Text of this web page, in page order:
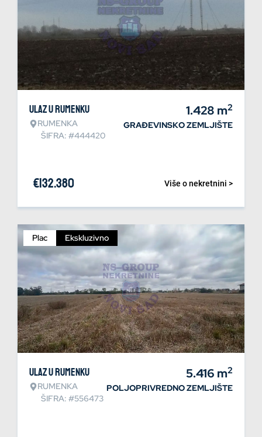
Ulaz u Rumenku
RUMENKA
ŠIFRA: #444420
1.428 m2
GRAĐEVINSKO ZEMLJIŠTE
Više o nekretnini >
€132.380
Plac Ekskluzivno
Ulaz u Rumenku
RUMENKA
ŠIFRA: #556473
5.416 m2
POLJOPRIVREDNO ZEMLJIŠTE